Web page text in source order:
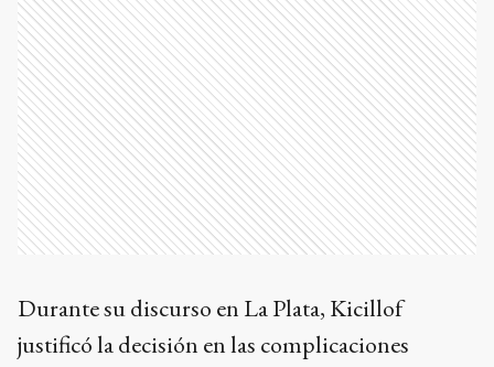
Durante su discurso en La Plata, Kicillof
justificó la decisión en las complicaciones